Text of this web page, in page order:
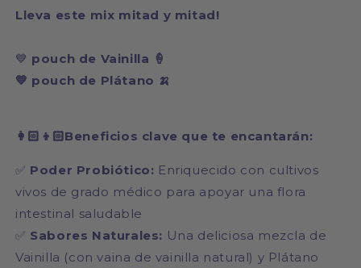
disponibledisponibledisponible
Lleva este mix mitad y mitad!
💙 pouch de Vainilla 🍦
💙 pouch de Plátano 🍌
👩🏻👦🏻Beneficios clave que te encantarán:
✅ Poder Probiótico: Enriquecido con cultivos
vivos de grado médico para apoyar una flora
intestinal saludable
✅ Sabores Naturales: Una deliciosa mezcla de
Vainilla (con vaina de vainilla natural) y Plátano